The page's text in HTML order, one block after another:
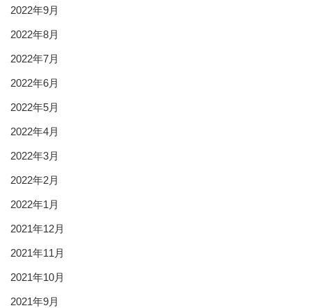
2022年9月
2022年8月
2022年7月
2022年6月
2022年5月
2022年4月
2022年3月
2022年2月
2022年1月
2021年12月
2021年11月
2021年10月
2021年9月